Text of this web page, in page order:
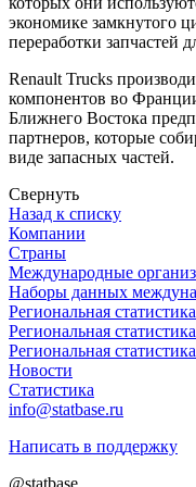
экономике замкнутого
переработки запчастей
Renault Trucks
компонентов во
Ближнего Востока
партнеров, которые
виде запасных частей.
Свернуть
Назад к списку
Компании
Страны
Международные
Наборы данных
Региональная
Региональная
Региональная
Новости
Статистика
info@statbase.ru
Написать в поддержку
@statbase